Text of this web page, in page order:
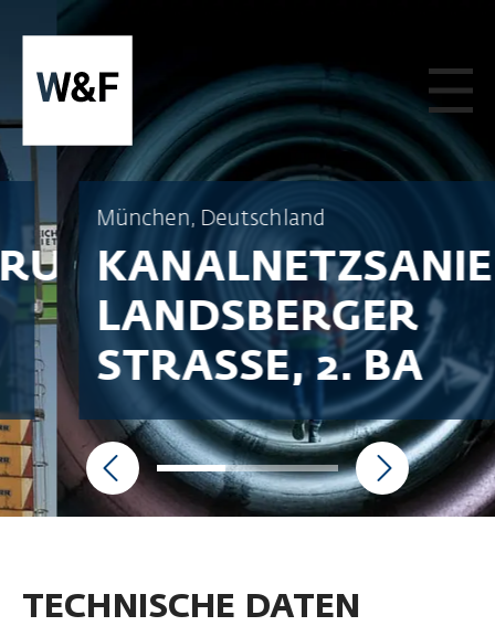
ZUM INHALT SPRINGEN
München, Deutschland
LANDSBERGER
STRASSE, 2. BA
TECHNISCHE DATEN